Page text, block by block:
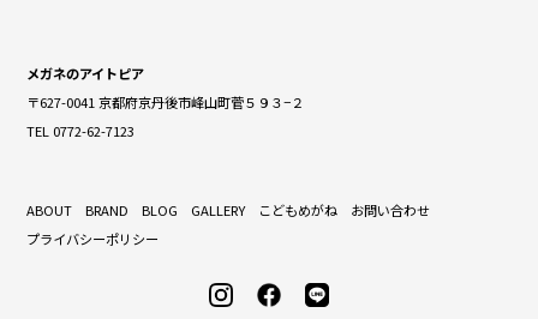
メガネのアイトピア
〒627-0041 京都府京丹後市峰山町菅５９３−２
TEL 0772-62-7123
ABOUT BRAND BLOG GALLERY こどもめがね
お問い合わせ
プライバシーポリシー